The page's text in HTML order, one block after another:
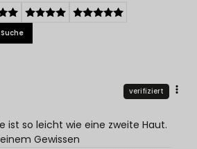
Suche
verifiziert
ist so leicht wie eine zweite Haut.
Gewissen